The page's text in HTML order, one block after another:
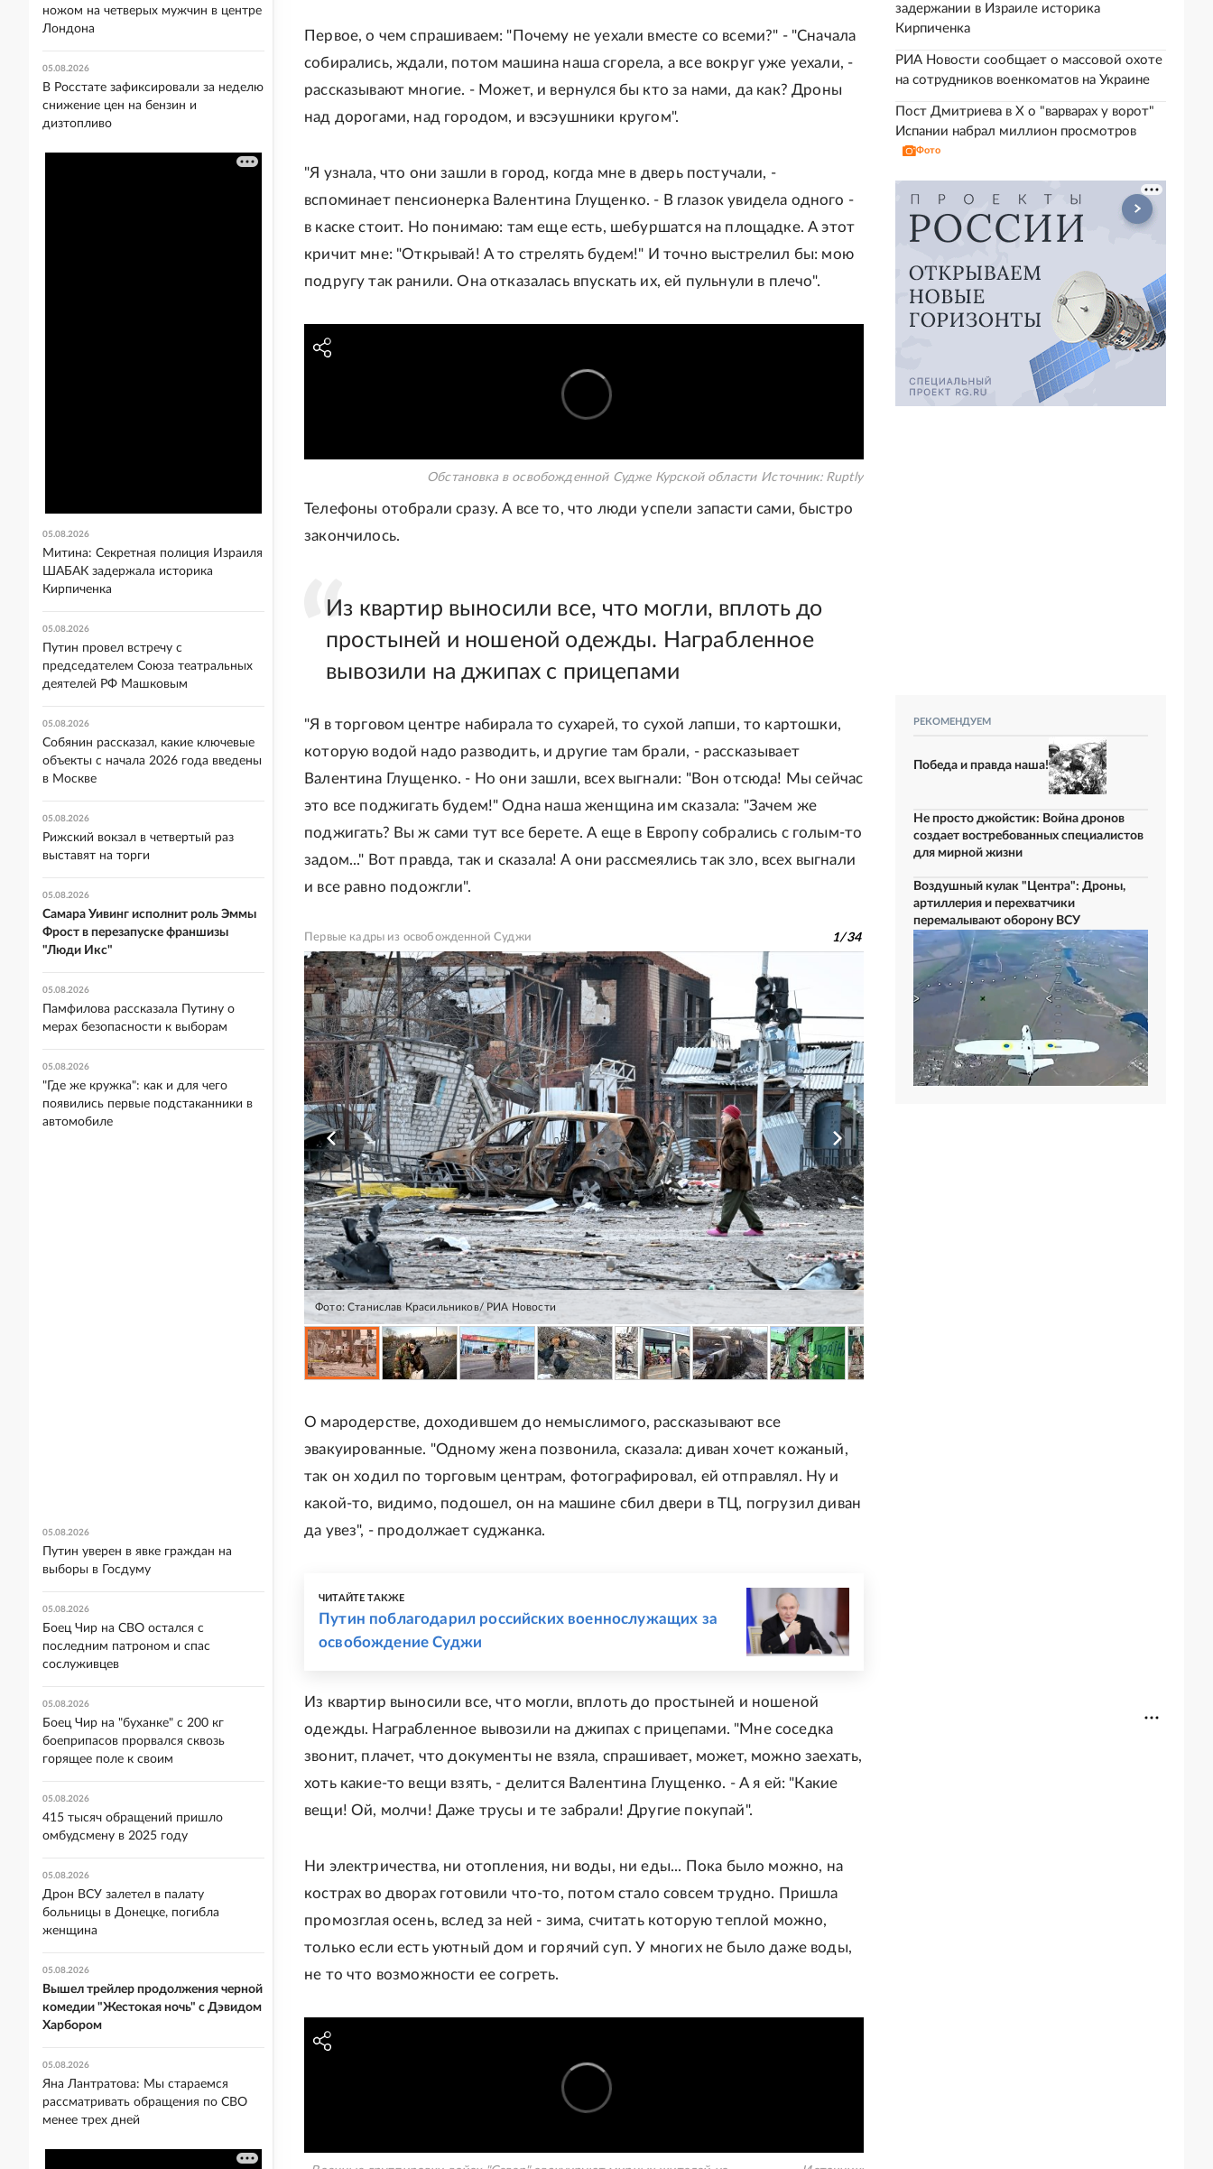
Первое, о чем спрашиваем: "Почему не уехали вместе со всеми?" - "Сначала
собирались, ждали, потом машина наша сгорела, а все вокруг уже уехали, -
рассказывают многие. - Может, и вернулся бы кто за нами, да как? Дроны
над дорогами, над городом, и вэсэушники кругом".
"Я узнала, что они зашли в город, когда мне в дверь постучали, -
вспоминает пенсионерка Валентина Глущенко. - В глазок увидела одного -
в каске стоит. Но понимаю: там еще есть, шебуршатся на площадке. А этот
кричит мне: "Открывай! А то стрелять будем!" И точно выстрелил бы: мою
подругу так ранили. Она отказалась впускать их, ей пульнули в плечо".
Обстановка в освобожденной Судже Курской области Источник: Ruptly
Телефоны отобрали сразу. А все то, что люди успели запасти сами, быстро
закончилось.
Из квартир выносили все, что могли, вплоть до
простыней и ношеной одежды. Награбленное
вывозили на джипах с прицепами
"Я в торговом центре набирала то сухарей, то сухой лапши, то картошки,
которую водой надо разводить, и другие там брали, - рассказывает
Валентина Глущенко. - Но они зашли, всех выгнали: "Вон отсюда! Мы сейчас
это все поджигать будем!" Одна наша женщина им сказала: "Зачем же
поджигать? Вы ж сами тут все берете. А еще в Европу собрались с голым-то
задом..." Вот правда, так и сказала! А они рассмеялись так зло, всех выгнали
и все равно подожгли".
Первые кадры из освобожденной Суджи 1/34
Фото: Станислав Красильников/ РИА Новости
О мародерстве, доходившем до немыслимого, рассказывают все
эвакуированные. "Одному жена позвонила, сказала: диван хочет кожаный,
так он ходил по торговым центрам, фотографировал, ей отправлял. Ну и
какой-то, видимо, подошел, он на машине сбил двери в ТЦ, погрузил диван
да увез", - продолжает суджанка.
ЧИТАЙТЕ ТАКЖЕ
Путин поблагодарил российских военнослужащих за
освобождение Суджи
Из квартир выносили все, что могли, вплоть до простыней и ношеной
одежды. Награбленное вывозили на джипах с прицепами. "Мне соседка
звонит, плачет, что документы не взяла, спрашивает, может, можно заехать,
хоть какие-то вещи взять, - делится Валентина Глущенко. - А я ей: "Какие
вещи! Ой, молчи! Даже трусы и те забрали! Другие покупай".
Ни электричества, ни отопления, ни воды, ни еды... Пока было можно, на
кострах во дворах готовили что-то, потом стало совсем трудно. Пришла
промозглая осень, вслед за ней - зима, считать которую теплой можно,
только если есть уютный дом и горячий суп. У многих не было даже воды,
не то что возможности ее согреть.
задержании в Израиле историка
Кирпиченка
РИА Новости сообщает о массовой охоте
на сотрудников военкоматов на Украине
Пост Дмитриева в X о "варварах у ворот"
Испании набрал миллион просмотров
Фото
РЕКОМЕНДУЕМ
Победа и правда наша!
Не просто джойстик: Война дронов
создает востребованных специалистов
для мирной жизни
Воздушный кулак "Центра": Дроны,
артиллерия и перехватчики
перемалывают оборону ВСУ
ножом на четверых мужчин в центре
Лондона
05.08.2026
В Росстате зафиксировали за неделю
снижение цен на бензин и
дизтопливо
05.08.2026
Митина: Секретная полиция Израиля
ШАБАК задержала историка
Кирпиченка
05.08.2026
Путин провел встречу с
председателем Союза театральных
деятелей РФ Машковым
05.08.2026
Собянин рассказал, какие ключевые
объекты с начала 2026 года введены
в Москве
05.08.2026
Рижский вокзал в четвертый раз
выставят на торги
05.08.2026
Самара Уивинг исполнит роль Эммы
Фрост в перезапуске франшизы
"Люди Икс"
05.08.2026
Памфилова рассказала Путину о
мерах безопасности к выборам
05.08.2026
"Где же кружка": как и для чего
появились первые подстаканники в
автомобиле
05.08.2026
Путин уверен в явке граждан на
выборы в Госдуму
05.08.2026
Боец Чир на СВО остался с
последним патроном и спас
сослуживцев
05.08.2026
Боец Чир на "буханке" с 200 кг
боеприпасов прорвался сквозь
горящее поле к своим
05.08.2026
415 тысяч обращений пришло
омбудсмену в 2025 году
05.08.2026
Дрон ВСУ залетел в палату
больницы в Донецке, погибла
женщина
05.08.2026
Вышел трейлер продолжения черной
комедии "Жестокая ночь" с Дэвидом
Харбором
05.08.2026
Яна Лантратова: Мы стараемся
рассматривать обращения по СВО
менее трех дней